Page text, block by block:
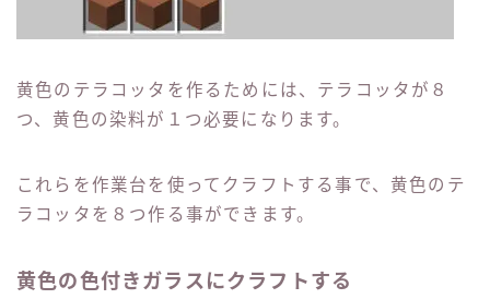
黄色のテラコッタを作るためには、テラコッタが８
つ、黄色の染料が１つ必要になります。
これらを作業台を使ってクラフトする事で、黄色のテ
ラコッタを８つ作る事ができます。
黄色の色付きガラスにクラフトする